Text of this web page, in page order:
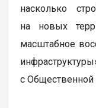
насколько
на новых
масштабное
с Общественной